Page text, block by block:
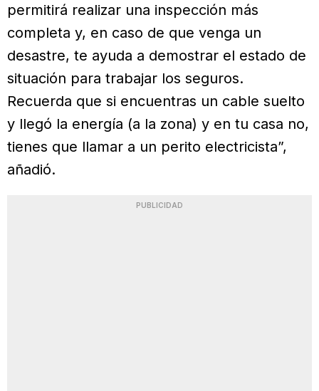
permitirá realizar una inspección más
completa y, en caso de que venga un
desastre, te ayuda a demostrar el estado de
situación para trabajar los seguros.
Recuerda que si encuentras un cable suelto
y llegó la energía (a la zona) y en tu casa no,
tienes que llamar a un perito electricista”,
añadió.
PUBLICIDAD